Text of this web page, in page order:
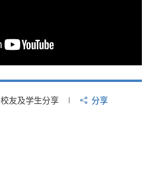
校友及学生分享 分享